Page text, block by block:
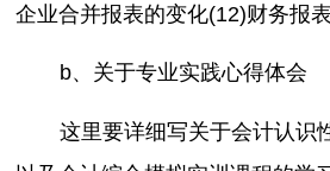
企业合并报表的变化(12)财务报
b、关于专业实践心得体会
这里要详细写关于会计认识